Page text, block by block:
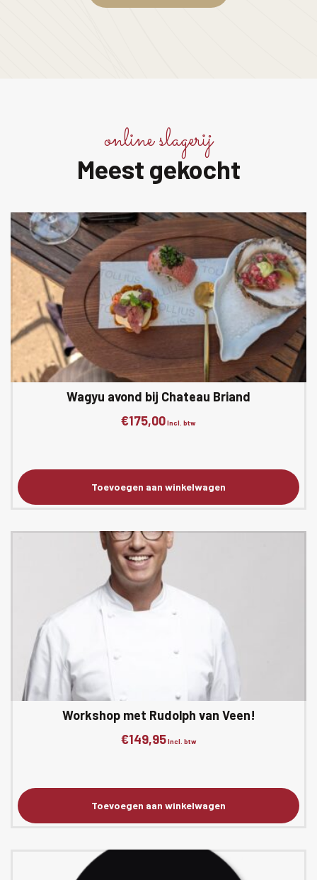
online slagerij
Meest gekocht
Toevoegen aan winkelwagen
Wagyu avond bij Chateau Briand
€175,00Incl. btw
Toevoegen aan winkelwagen
Workshop met Rudolph van Veen!
€149,95 Incl. btw